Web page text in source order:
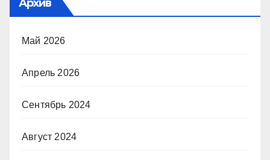
Архив
Май 2026
Апрель 2026
Сентябрь 2024
Август 2024